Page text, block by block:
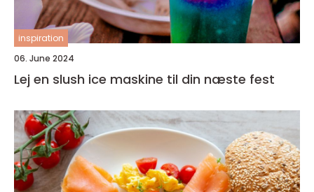
inspiration
06. June 2024
Lej en slush ice maskine til din næste fest